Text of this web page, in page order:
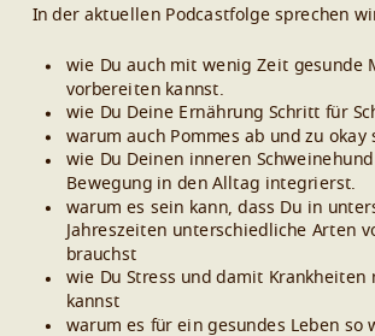
In der aktuellen Podcastfolge sprechen
wie Du auch mit wenig Zeit gesunde
vorbereiten kannst.
wie Du Deine Ernährung Schritt für
warum auch Pommes ab und zu okay
wie Du Deinen inneren
Bewegung in den Alltag integrierst.
warum es sein kann, dass Du in
Jahreszeiten unterschiedliche Arten
brauchst
wie Du Stress und damit Krankheiten
kannst
warum es für ein gesundes Leben so